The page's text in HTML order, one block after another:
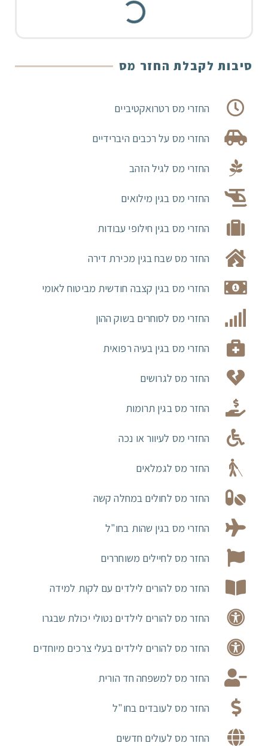
סיבות לקבלת החזר מס
החזרי מס רטרואקטיביים
החזרי מס על רכבים היברידיים
החזרי מס לגיל הזהב
החזרי מס בגין מילואים
החזרי מס בגין חילופי עבודות
החזר מס שבח בגין מכירת דירה
החזרי מס בגין קצבה חודשית מביטוח לאומי
החזרי מס לסוחרים בשוק ההון
החזרי מס בגין בעיה רפואית
החזר מס לגרושים
החזר מס בגין תרומות
החזרי מס לעיוור או נכה
החזר מס לגמלאים
החזר מס לחולים במחלה קשה
החזרי מס בגין שהות בחו"ל
החזר מס לחיילים משוחררים
החזר מס להורים לילדים עם לקות למידה
החזר מס להורים לילדים נטולי יכולת שבגרו
החזר מס להורים לילדים בעלי צרכים מיוחדים
החזר מס למשפחה חד הורית
החזר מס לעובדים בחו"ל
החזר מס לעולים חדשים